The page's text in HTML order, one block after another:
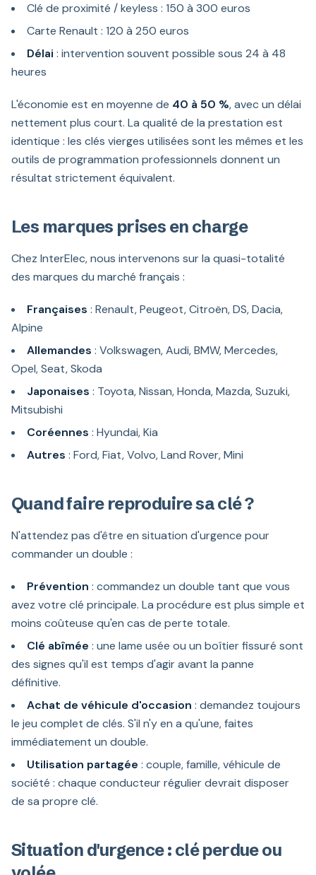
Clé de proximité / keyless : 150 à 300 euros
Carte Renault : 120 à 250 euros
Délai : intervention souvent possible sous 24 à 48
heures
L'économie est en moyenne de 40 à 50 %, avec un délai
nettement plus court. La qualité de la prestation est
identique : les clés vierges utilisées sont les mêmes et les
outils de programmation professionnels donnent un
résultat strictement équivalent.
Les marques prises en charge
Chez InterElec, nous intervenons sur la quasi-totalité
des marques du marché français :
Françaises : Renault, Peugeot, Citroën, DS, Dacia,
Alpine
Allemandes : Volkswagen, Audi, BMW, Mercedes,
Opel, Seat, Skoda
Japonaises : Toyota, Nissan, Honda, Mazda, Suzuki,
Mitsubishi
Coréennes : Hyundai, Kia
Autres : Ford, Fiat, Volvo, Land Rover, Mini
Quand faire reproduire sa clé ?
N'attendez pas d'être en situation d'urgence pour
commander un double :
Prévention : commandez un double tant que vous
avez votre clé principale. La procédure est plus simple et
moins coûteuse qu'en cas de perte totale.
Clé abîmée : une lame usée ou un boîtier fissuré sont
des signes qu'il est temps d'agir avant la panne
définitive.
Achat de véhicule d'occasion : demandez toujours
le jeu complet de clés. S'il n'y en a qu'une, faites
immédiatement un double.
Utilisation partagée : couple, famille, véhicule de
société : chaque conducteur régulier devrait disposer
de sa propre clé.
Situation d'urgence : clé perdue ou